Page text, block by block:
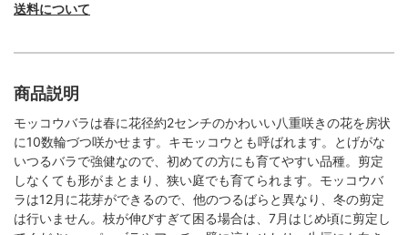
送料について
商品説明
モッコウバラは春に花径約2センチのかわいい八重咲きの花を房状
に10数輪づつ咲かせます。キモッコウとも呼ばれます。とげがな
いつるバラで強健なので、初めての方にも育てやすい品種。剪定
しなくても形がまとまり、狭い庭でも育てられます。モッコウバ
ラは12月に花芽ができるので、他のつるばらと異なり、冬の剪定
は行いません。枝が伸びすぎて困る場合は、7月はじめ頃に剪定し